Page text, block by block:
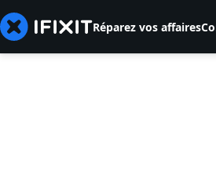
Réparez vos affaires